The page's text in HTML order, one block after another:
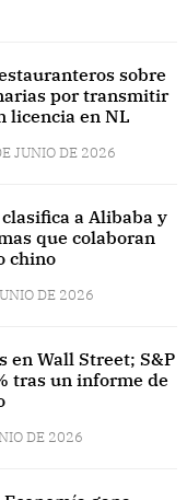
sobre
por transmitir
licencia en NL
JUNIO DE 2026
a Alibaba y
que colaboran
chino
DE 2026
en Wall Street; S&P
tras un informe de
DE 2026